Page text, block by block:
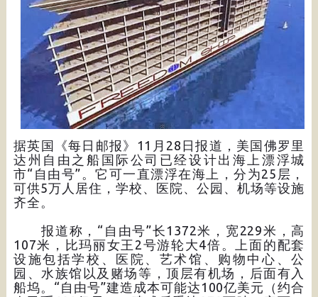
据英国《每日邮报》11月28日报道，美国佛罗里
达州自由之船国际公司已经设计出海上漂浮城
市“自由号”。它可一直漂浮在海上，分为25层，
可供5万人居住，学校、医院、公园、机场等设施
齐全。
报道称，“自由号”长1372米，宽229米，高
107米，比玛丽女王2号游轮大4倍。上面的配套
设施包括学校、医院、艺术馆、购物中心、公
园、水族馆以及赌场等，顶层有机场，后面有入
船坞。“自由号”建造成本可能达100亿美元（约合